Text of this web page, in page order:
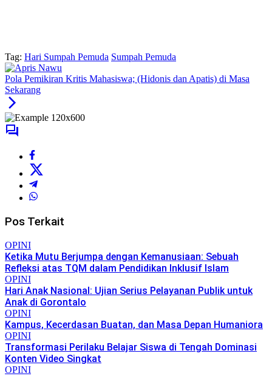
Tag: Hari Sumpah Pemuda Sumpah Pemuda
Pola Pemikiran Kritis Mahasiswa; (Hidonis dan Apatis) di Masa
Sekarang
Pos Terkait
OPINI
Ketika Mutu Berjumpa dengan Kemanusiaan: Sebuah
Refleksi atas TQM dalam Pendidikan Inklusif Islam
OPINI
Hari Anak Nasional: Ujian Serius Pelayanan Publik untuk
Anak di Gorontalo
OPINI
Kampus, Kecerdasan Buatan, dan Masa Depan Humaniora
OPINI
Transformasi Perilaku Belajar Siswa di Tengah Dominasi
Konten Video Singkat
OPINI